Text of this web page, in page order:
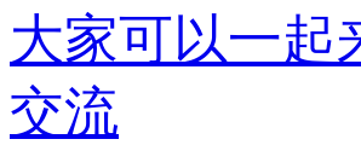
大家可以一起
交流